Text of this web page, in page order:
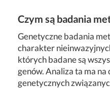
Czym są badania
Genetyczne badania
charakter
których badane są
genów. Analiza ta ma
genetycznych